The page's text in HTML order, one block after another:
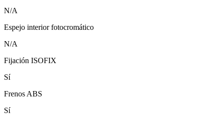
N/A
Espejo interior fotocromático
N/A
Fijación ISOFIX
Sí
Frenos ABS
Sí